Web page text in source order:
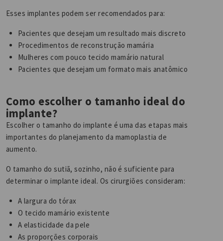
Esses implantes podem ser recomendados para:
Pacientes que desejam um resultado mais discreto
Procedimentos de reconstrução mamária
Mulheres com pouco tecido mamário natural
Pacientes que desejam um formato mais anatômico
Como escolher o tamanho ideal do
implante?
Escolher o tamanho do implante é uma das etapas mais
importantes do planejamento da mamoplastia de
aumento.
O tamanho do sutiã, sozinho, não é suficiente para
determinar o implante ideal. Os cirurgiões consideram:
A largura do tórax
O tecido mamário existente
A elasticidade da pele
As proporções corporais